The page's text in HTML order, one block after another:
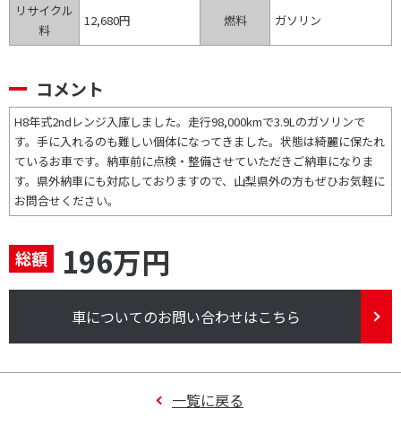
リサイクル
料
12,680円 燃料 ガソリン
コメント
H8年式2ndレンジ入庫しました。走行98,000kmで3.9Lのガソリンで
す。手に入れるのも難しい個体になってきました。状態は綺麗に保たれ
ているお車です。納車前に点検・整備させていただきご納車になりま
す。県外納車にも対応しておりますので、山梨県外の方もぜひお気軽に
お問合せください。
総額 196万円
車についてのお問い合わせはこちら
一覧に戻る